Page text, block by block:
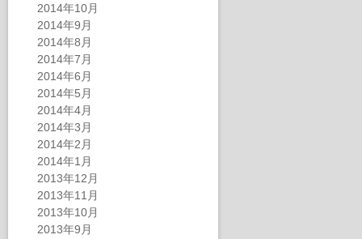
2014年10月
2014年9月
2014年8月
2014年7月
2014年6月
2014年5月
2014年4月
2014年3月
2014年2月
2014年1月
2013年12月
2013年11月
2013年10月
2013年9月